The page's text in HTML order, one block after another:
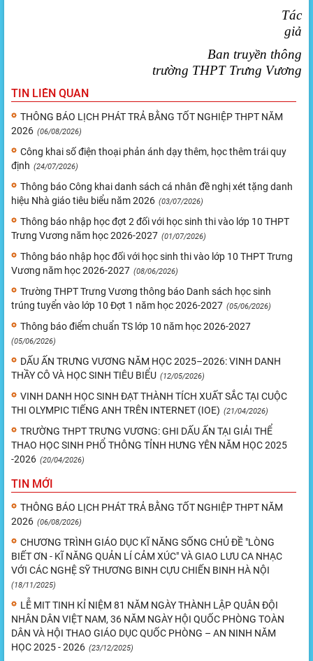
Tác
giả
Ban truyền thông
trường THPT Trưng Vương
TIN LIÊN QUAN
THÔNG BÁO LỊCH PHÁT TRẢ BẰNG TỐT NGHIỆP THPT NĂM
2026 (06/08/2026)
Công khai số điện thoại phản ánh dạy thêm, học thêm trái quy
định (24/07/2026)
Thông báo Công khai danh sách cá nhân đề nghị xét tặng danh
hiệu Nhà giáo tiêu biểu năm 2026 (03/07/2026)
Thông báo nhập học đợt 2 đối với học sinh thi vào lớp 10 THPT
Trưng Vương năm học 2026-2027 (01/07/2026)
Thông báo nhập học đối với học sinh thi vào lớp 10 THPT Trưng
Vương năm học 2026-2027 (08/06/2026)
Trường THPT Trưng Vương thông báo Danh sách học sinh
trúng tuyển vào lớp 10 Đợt 1 năm học 2026-2027 (05/06/2026)
Thông báo điểm chuẩn TS lớp 10 năm học 2026-2027
(05/06/2026)
DẤU ẤN TRƯNG VƯƠNG NĂM HỌC 2025–2026: VINH DANH
THẦY CÔ VÀ HỌC SINH TIÊU BIỂU (12/05/2026)
VINH DANH HỌC SINH ĐẠT THÀNH TÍCH XUẤT SẮC TẠI CUỘC
THI OLYMPIC TIẾNG ANH TRÊN INTERNET (IOE) (21/04/2026)
TRƯỜNG THPT TRƯNG VƯƠNG: GHI DẤU ẤN TẠI GIẢI THỂ
THAO HỌC SINH PHỔ THÔNG TỈNH HƯNG YÊN NĂM HỌC 2025
-2026 (20/04/2026)
TIN MỚI
THÔNG BÁO LỊCH PHÁT TRẢ BẰNG TỐT NGHIỆP THPT NĂM
2026 (06/08/2026)
CHƯƠNG TRÌNH GIÁO DỤC KĨ NĂNG SỐNG CHỦ ĐỀ "LÒNG
BIẾT ƠN - KĨ NĂNG QUẢN LÍ CẢM XÚC" VÀ GIAO LƯU CA NHẠC
VỚI CÁC NGHỆ SỸ THƯƠNG BINH CỰU CHIẾN BINH HÀ NỘI
(18/11/2025)
LỄ MIT TINH KỈ NIỆM 81 NĂM NGÀY THÀNH LẬP QUÂN ĐỘI
NHÂN DÂN VIỆT NAM, 36 NĂM NGÀY HỘI QUỐC PHÒNG TOÀN
DÂN VÀ HỘI THAO GIÁO DỤC QUỐC PHÒNG – AN NINH NĂM
HỌC 2025 - 2026 (23/12/2025)